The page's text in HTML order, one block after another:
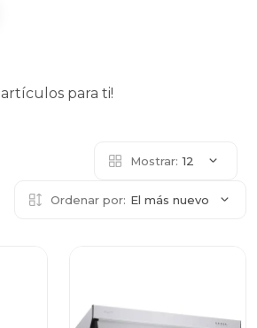
artículos para ti!
Mostrar: 12
Ordenar por: El más nuevo